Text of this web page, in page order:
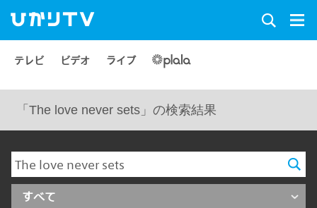
テレビ ビデオ ライブ
「The love never sets」の検索結果
すべて